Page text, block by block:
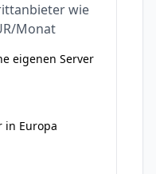
wie
Monat
eigenen Server
in Europa